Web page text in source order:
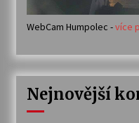
WebCam Humpolec -více
Nejnovější